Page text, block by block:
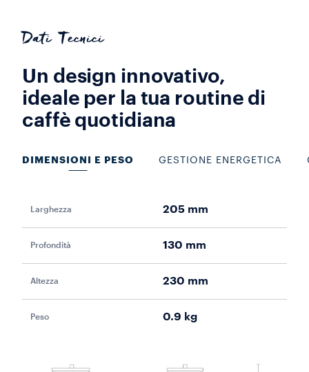
Dati Tecnici
Un design innovativo,
ideale per la tua routine di
caffè quotidiana
DIMENSIONI E PESO GESTIONE ENERGETICA
Larghezza 205 mm
Profondità 130 mm
Altezza 230 mm
Peso 0.9 kg